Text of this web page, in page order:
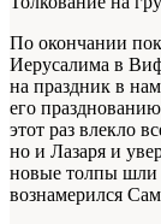
По окончании
Иерусалима в
на праздник в
его
этот раз влекло
но и Лазаря и
новые толпы шли
вознамерился